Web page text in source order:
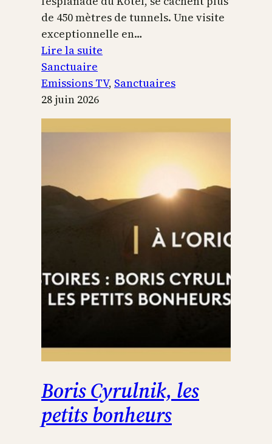
de 450 mètres de tunnels. Une visite
exceptionnelle en…
Lire la suite
Temple
Jérusalem
Sanctuaire
Emissions TV, Sanctuaires
28 juin 2026
Boris Cyrulnik, les
petits bonheurs